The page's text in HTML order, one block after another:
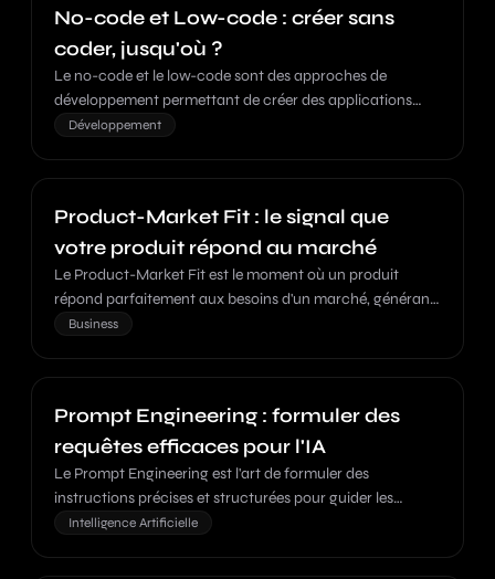
No-code et Low-code : créer sans
coder, jusqu'où ?
Le no-code et le low-code sont des approches de
développement permettant de créer des applications
avec peu ou pas de programmation traditionnelle.
Développement
Product-Market Fit : le signal que
votre produit répond au marché
Le Product-Market Fit est le moment où un produit
répond parfaitement aux besoins d'un marché, générant
une adoption naturelle et une croissance organique.
Business
Prompt Engineering : formuler des
requêtes efficaces pour l'IA
Le Prompt Engineering est l'art de formuler des
instructions précises et structurées pour guider les
modèles d'IA générative vers les résultats souhaités.
Intelligence Artificielle